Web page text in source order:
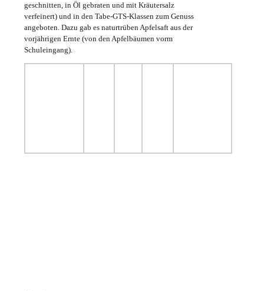
geschnitten, in Öl gebraten und mit Kräutersalz
verfeinert) und in den Tabe-GTS-Klassen zum Genuss
angeboten. Dazu gab es naturtrüben Apfelsaft aus der
vorjährigen Ernte (von den Apfelbäumen vorm
Schuleingang).